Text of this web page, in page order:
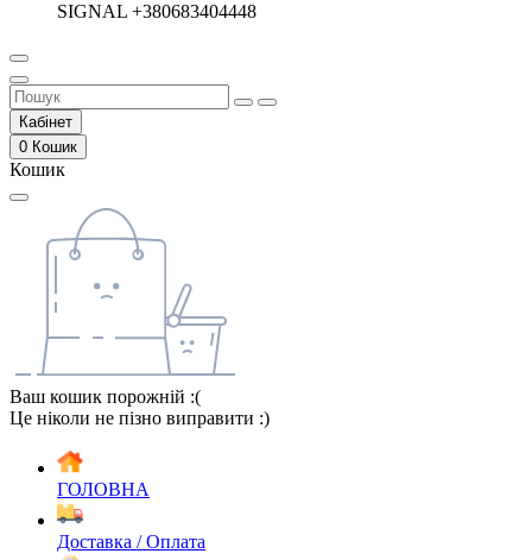
SIGNAL +380683404448
Кабінет
0 Кошик
Кошик
Ваш кошик порожній :(
Це ніколи не пізно виправити :)
ГОЛОВНА
Доставка / Оплата